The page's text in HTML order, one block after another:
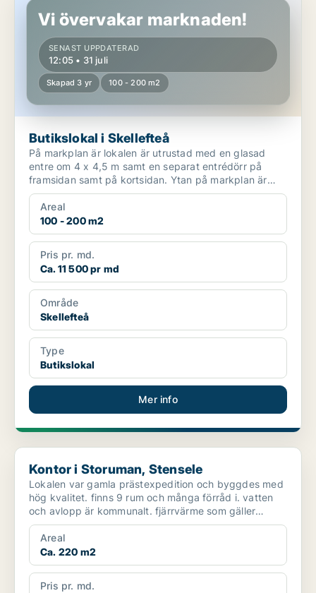
Vi övervakar marknaden!
SENAST UPPDATERAD
12:05 • 31 juli
Skapad 3 yr 100 - 200 m2
Butikslokal i Skellefteå
På markplan är lokalen är utrustad med en glasad
entre om 4 x 4,5 m samt en separat entrédörr på
framsidan samt på kortsidan. Ytan på markplan är
förberedd f...
Areal
100 - 200 m2
Pris pr. md.
Ca. 11 500 pr md
Område
Skellefteå
Type
Butikslokal
Mer info
Kontor i Storuman, Stensele
Kontor i Storuman, Stensele
Lokalen var gamla prästexpedition och byggdes med
hög kvalitet. finns 9 rum och många förråd i. vatten
och avlopp är kommunalt. fjärrvärme som gäller
Utsikt...
Areal
Ca. 220 m2
Pris pr. md.